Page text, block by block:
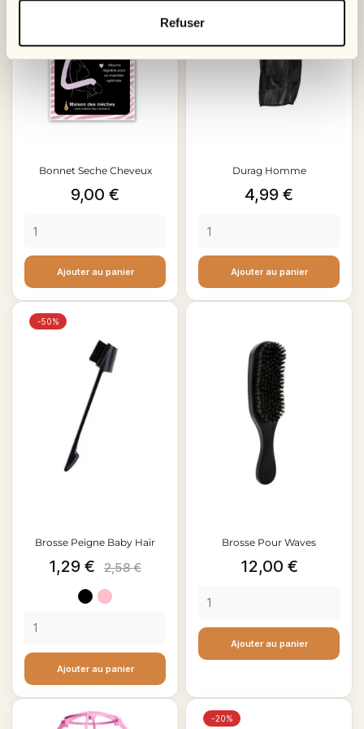
Refuser
Bonnet Seche Cheveux
Prix
9,00 €
Ajouter au panier
Durag Homme
Prix
4,99 €
Ajouter au panier
Brosse Peigne Baby Hair
Prix
1,29 € Prix
de
base
2,58 €
NoirRose
Ajouter au panier
-50%
Brosse Pour Waves
Prix
12,00 €
Ajouter au panier
-20%